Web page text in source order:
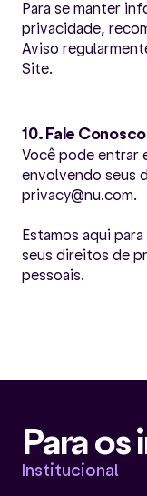
Para se manter
privacidade,
Aviso
Site.
10. Fale Conosco
Você pode entrar
envolvendo seus
privacy@nu.com.
Estamos aqui
seus direitos de
pessoais.
Para
Institucional